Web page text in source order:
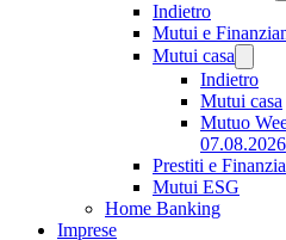
Indietro
Mutui e
Mutui casa
Indietro
Mutui casa
Mutuo
07.08.2026
Prestiti e
Mutui ESG
Home Banking
Imprese